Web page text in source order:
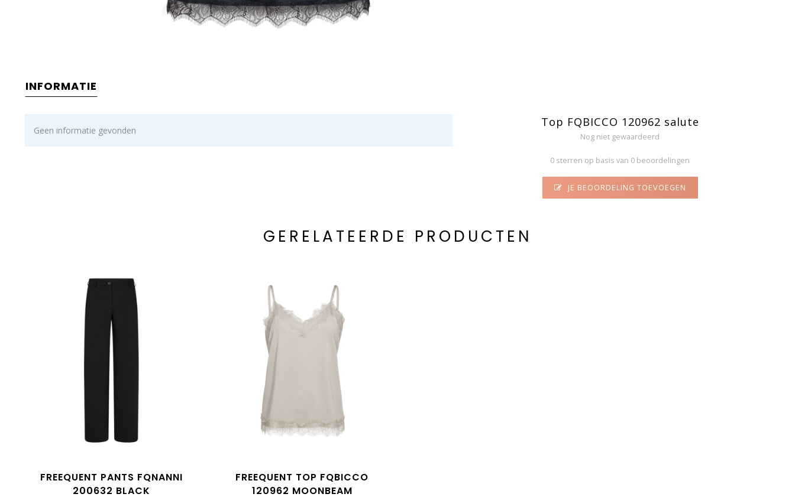
INFORMATIE
Geen informatie gevonden
Top FQBICCO 120962 salute
Nog niet gewaardeerd
0 sterren op basis van 0 beoordelingen
JE BEOORDELING TOEVOEGEN
GERELATEERDE PRODUCTEN
FREEQUENT PANTS FQNANNI
200632 BLACK
FREEQUENT TOP FQBICCO
120962 MOONBEAM